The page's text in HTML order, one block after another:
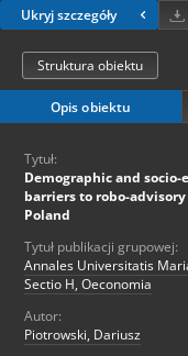
Ukryj szczegóły
Struktura obiektu
Opis obiektu
Tytuł:
Demographic and socio-
barriers to robo-
Poland
Tytuł publikacji grupowej:
Annales Universitatis
Sectio H, Oeconomia
Autor:
Piotrowski, Dariusz